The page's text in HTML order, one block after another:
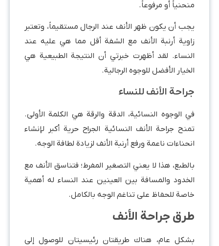
منحنياً أو مرفوعاً.
يجب أن يكون ظهر الأنف عند الرجال مستقيماً، وتعتبر
زاوية أرنبة الأنف مع الشفة أقل مما هي عليه عند
النساء. لقد أظهرت خبرتي أن النتيجة الطبيعية هي
الخيار الأفضل للوجوه الرجالية.
جراحة الأنف للنساء
في الوجوه النسائية، الدقة والرقة هي الكلمة الأولى.
تمنح جراحة الأنف النسائية الجراح حرية أكبر لإنشاء
انحناءات ناعمة ورفع أرنبة الأنف لزيادة لطافة الوجه.
بالطبع، هذا لا يعني التصغير المفرط؛ فتناسق الأنف مع
الخدود والمسافة بين العينين عند النساء له أهمية
خاصة للحفاظ على تناغم الوجه بالكامل.
طرق جراحة الأنف
بشكل عام، هناك طريقتان رئيسيتان للوصول إلى